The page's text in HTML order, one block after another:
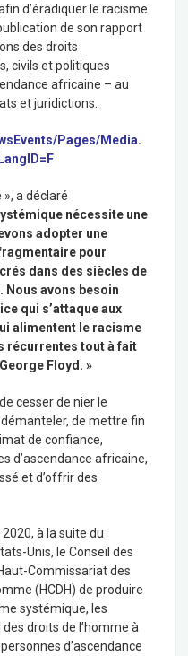
d’éradiquer le racisme
de son rapport
des droits
civils et politiques
africaine – au
et juridictions.
Pages/Media.
a déclaré
nécessite une
adopter une
pour
dans des siècles de
avons besoin
qui s’attaque aux
alimentent le racisme
récurrentes tout à fait
Floyd. »
cesser de nier le
de mettre fin
de confiance,
d’ascendance africaine,
et d’offrir des
à la suite du
Unis, le Conseil des
Commissariat des
(HCDH) de produire
systémique, les
droits de l’homme à
d’ascendance